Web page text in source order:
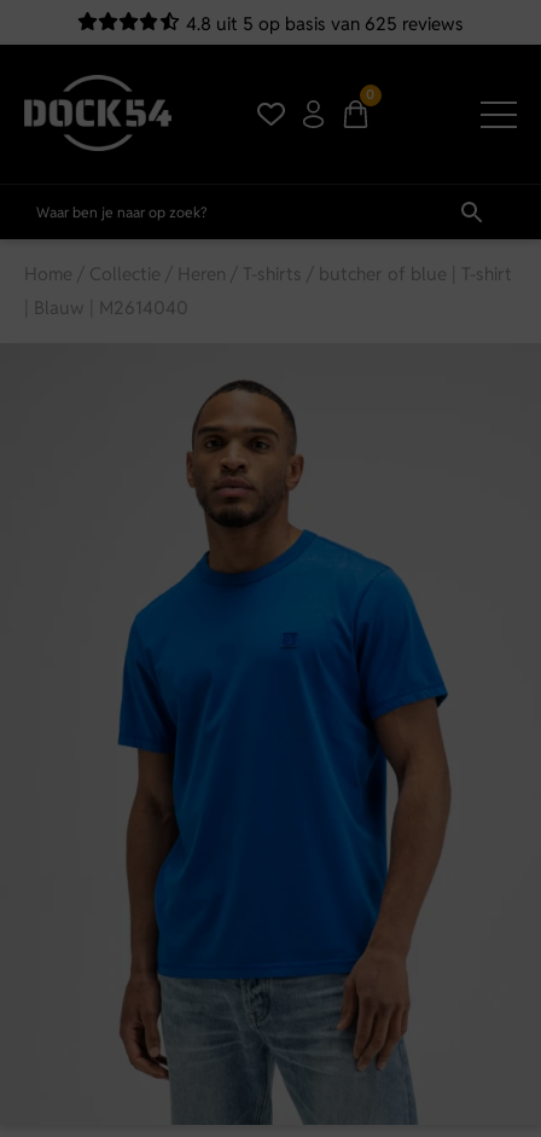
4.8 uit 5 op basis van 625 reviews
0
Home / Collectie / Heren / T-shirts / butcher of blue | T-shirt
| Blauw | M2614040